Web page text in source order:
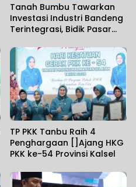
Tanah Bumbu Tawarkan
Investasi Industri Bandeng
Terintegrasi, Bidik Pasar
TP PKK Tanbu Raih 4
Penghargaan []Ajang HKG
PKK ke-54 Provinsi Kalsel